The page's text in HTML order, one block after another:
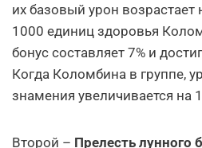
их базовый урон возрастает
1000 единиц здоровья
бонус составляет 7% и
Когда Коломбина в группе,
знамения увеличивается на
Второй – Прелесть лунного